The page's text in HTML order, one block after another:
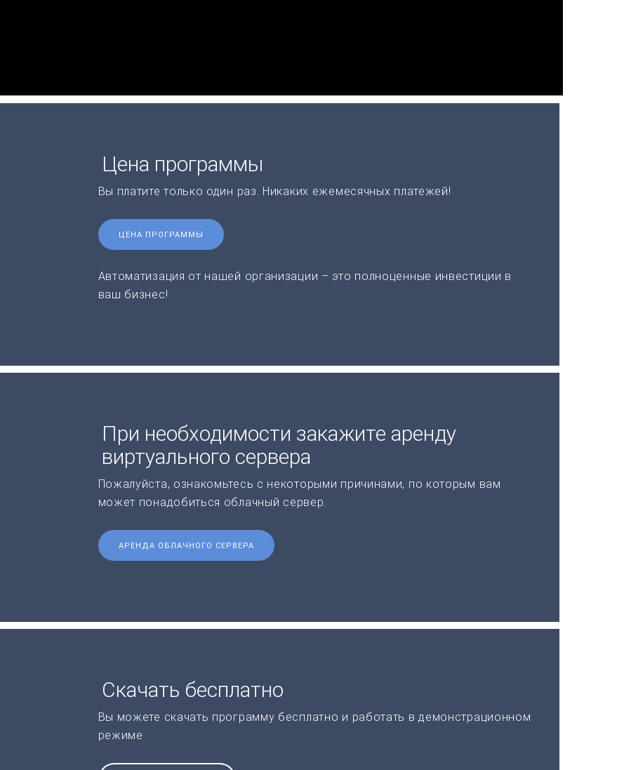
Цена программы
Вы платите только один раз. Никаких ежемесячных платежей!
ЦЕНА ПРОГРАММЫ
Автоматизация от нашей организации – это полноценные инвестиции в
ваш бизнес!
При необходимости закажите аренду
виртуального сервера
Пожалуйста, ознакомьтесь с некоторыми причинами, по которым вам
может понадобиться облачный сервер.
АРЕНДА ОБЛАЧНОГО СЕРВЕРА
Скачать бесплатно
Вы можете скачать программу бесплатно и работать в демонстрационном
режиме